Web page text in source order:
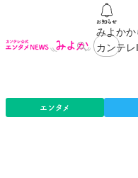
みよかか
カンテ
エンタメ